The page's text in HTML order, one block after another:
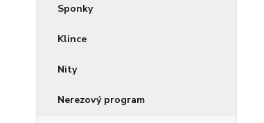
Sponky
Klince
Nity
Nerezový program